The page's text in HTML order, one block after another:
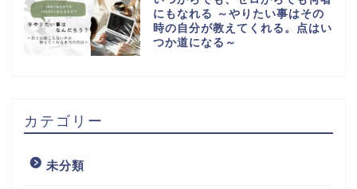
にもなれる ～やりたい事はその
時の自分が教えてくれる。点はい
つか道になる～
カテゴリー
未分類